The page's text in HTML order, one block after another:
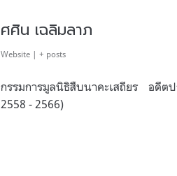
ศศิน เฉลิมลาภ
Website | + posts
กรรมการมูลนิธิสืบนาคะเสถียร อดี
2558 - 2566)